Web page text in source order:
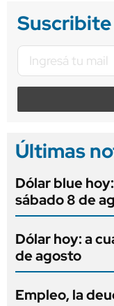
Últimas
Dólar blue
sábado 8 de
Dólar hoy: a
de agosto
Empleo, la